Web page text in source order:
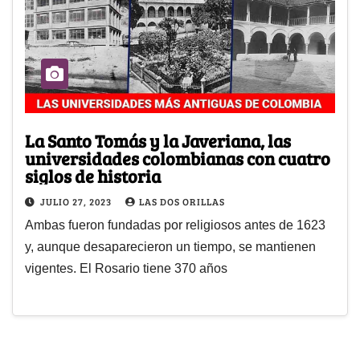
La Santo Tomás y la Javeriana, las
universidades colombianas con cuatro
siglos de historia
JULIO 27, 2023 LAS DOS ORILLAS
Ambas fueron fundadas por religiosos antes de 1623
y, aunque desaparecieron un tiempo, se mantienen
vigentes. El Rosario tiene 370 años